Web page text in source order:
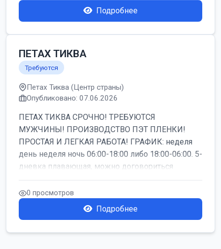
Подробнее
ПЕТАХ ТИКВА
Требуются
Петах Тиква (Центр страны)
Опубликовано: 07.06.2026
ПЕТАХ ТИКВА СРОЧНО! ТРЕБУЮТСЯ
МУЖЧИНЫ! ПРОИЗВОДСТВО ПЭТ ПЛЕНКИ!
ПРОСТАЯ И ЛЕГКАЯ РАБОТА! ГРАФИК: неделя
день неделя ночь 06:00-18:00 либо 18:00-06:00. 5-
дневка плавающая, можно договориться
работать б...
0 просмотров
Подробнее